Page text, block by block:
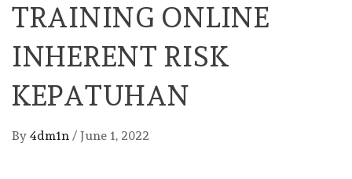
TRAINING ONLINE
INHERENT RISK
KEPATUHAN
By 4dm1n / June 1, 2022